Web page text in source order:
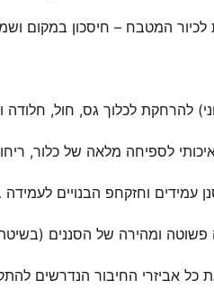
המטבח – חיסכון במקום
להרחקת לכלוך גס, חול,
לספיחה מלאה של כלור,
עמידים וחזקחפ הבנויים לעמידה
ומהירה של הסננים
כל אביזרי החיבור הנדרשים